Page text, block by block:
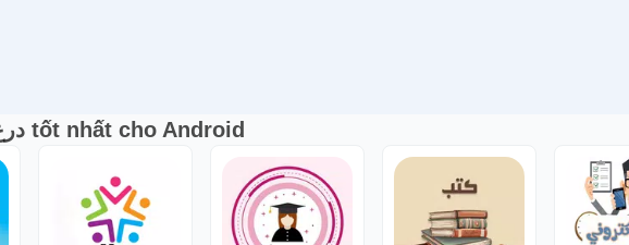
Giải pháp thay thế درع التفوق - تطبيق تعليم مدرسي tốt nhất cho Android